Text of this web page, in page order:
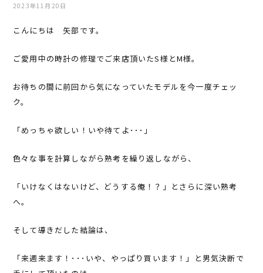
2023年11月20日
こんにちは 矢部です。
ご愛用中の時計の修理でご来店頂いたS様とM様。
お待ちの間に前回から気になっていたモデルを今一度チェッ
ク。
「めっちゃ欲しい！いや待てよ･･･」
色々な事を計算しながら熟考を繰り返しながら、
「いけなくはないけど、どうする俺！？」とさらに深い熟考
へ。
そして導きだした結論は、
「来週来ます！･･･いや、やっぱり買います！」と男気決断で